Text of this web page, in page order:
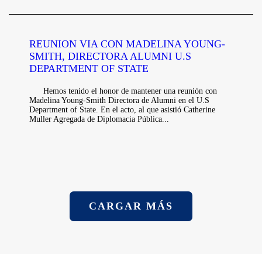
REUNION VIA CON MADELINA YOUNG-
SMITH, DIRECTORA ALUMNI U.S
DEPARTMENT OF STATE
Hemos tenido el honor de mantener una reunión con
Madelina Young-Smith Directora de Alumni en el U.S
Department of State. En el acto, al que asistió Catherine
Muller Agregada de Diplomacia Pública...
CARGAR MÁS